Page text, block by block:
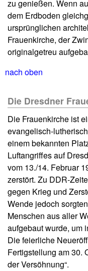
zu genießen. Wenn
dem Erdboden
ursprünglichen
Frauenkirche, der
originalgetreu
nach oben
Die Dresdner
Die Frauenkirche ist
evangelisch-
einem bekannten
Luftangriffes auf
vom 13./14. Februar
zerstört. Zu DDR-
gegen Krieg und
Wende jedoch
Menschen aus aller
aufgebaut wurde, um
Die feierliche
Fertigstellung am 30.
der Versöhnung“.